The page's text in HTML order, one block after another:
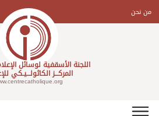
contentمن نحن
اللجنة الأسقفية لوسائل
المركـــز الكاثولـــيـكي